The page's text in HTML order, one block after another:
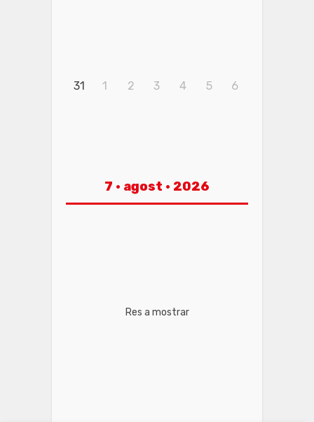
31 1 2 3 4 5 6
7 · agost · 2026
Res a mostrar